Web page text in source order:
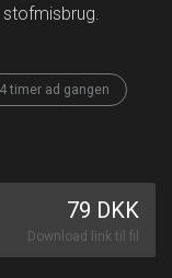
timer ad gangen
79 DKK
Download link til fil